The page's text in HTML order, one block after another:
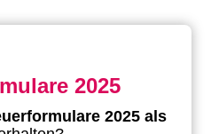
2025
2025 als